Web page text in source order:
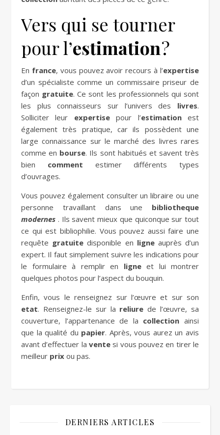
Vers qui se tourner
pour l’estimation?
En france, vous pouvez avoir recours à l’expertise
d’un spécialiste comme un commissaire priseur de
façon gratuite. Ce sont les professionnels qui sont
les plus connaisseurs sur l’univers des livres.
Solliciter leur expertisepour l’estimationest
également très pratique, car ils possèdent une
large connaissance sur le marché des livres rares
comme en bourse. Ils sont habitués et savent très
bien comment estimer différents types
d’ouvrages.
Vous pouvez également consulter un libraire ou une
personne travaillant dans une bibliotheque
modernes . Ils savent mieux que quiconque sur tout
ce qui est bibliophilie. Vous pouvez aussi faire une
requête gratuite disponible en ligne auprès d’un
expert. Il faut simplement suivre les indications pour
le formulaire à remplir en ligneet lui montrer
quelques photos pour l’aspect du bouquin.
Enfin, vous le renseignez sur l’œuvre et sur son
etat. Renseignez-le sur la reliure de l’œuvre, sa
couverture, l’appartenance de la collection ainsi
que la qualité du papier. Après, vous aurez un avis
avant d’effectuer la vente si vous pouvez en tirer le
meilleur prix ou pas.
DERNIERS ARTICLES